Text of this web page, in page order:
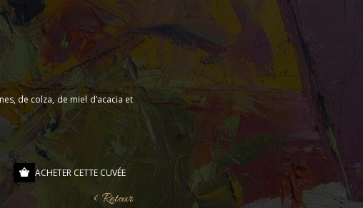
de colza, de miel d’acacia et
ACHETER CETTE CUVÉE
< Retour